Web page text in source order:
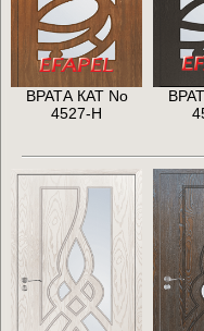
ВРАТА КАТ No
4527-H